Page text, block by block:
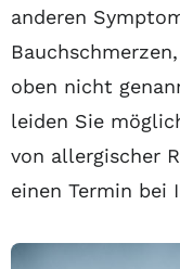
anderen
oben nicht
leiden Sie
von allergischer
einen Termin bei